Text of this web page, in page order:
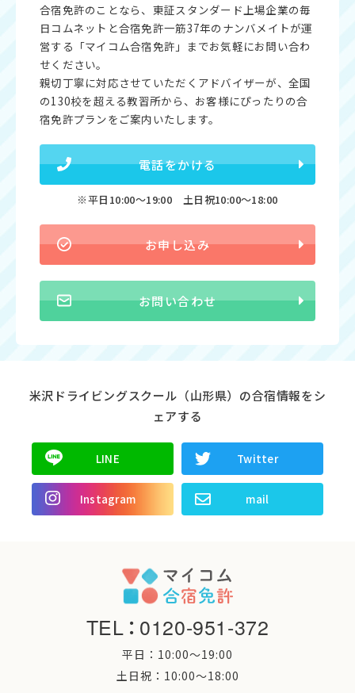
合宿免許のことなら、東証スタンダード上場企業の毎
日コムネットと合宿免許一筋37年のナンバメイトが運
営する「マイコム合宿免許」までお気軽にお問い合わ
せください。
親切丁寧に対応させていただくアドバイザーが、全国
の130校を超える教習所から、お客様にぴったりの合
宿免許プランをご案内いたします。
電話をかける
※平日10:00〜19:00 土日祝10:00〜18:00
お申し込み
お問い合わせ
米沢ドライビングスクール（山形県）の合宿情報をシ
ェアする
LINE Twitter
Instagram mail
TEL：0120-951-372
平日：10:00〜19:00
土日祝：10:00〜18:00